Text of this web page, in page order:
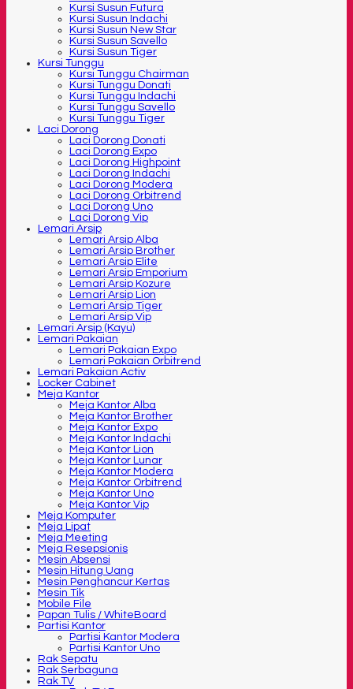
Kursi Susun Futura
Kursi Susun Indachi
Kursi Susun New Star
Kursi Susun Savello
Kursi Susun Tiger
Kursi Tunggu
Kursi Tunggu Chairman
Kursi Tunggu Donati
Kursi Tunggu Indachi
Kursi Tunggu Savello
Kursi Tunggu Tiger
Laci Dorong
Laci Dorong Donati
Laci Dorong Expo
Laci Dorong Highpoint
Laci Dorong Indachi
Laci Dorong Modera
Laci Dorong Orbitrend
Laci Dorong Uno
Laci Dorong Vip
Lemari Arsip
Lemari Arsip Alba
Lemari Arsip Brother
Lemari Arsip Elite
Lemari Arsip Emporium
Lemari Arsip Kozure
Lemari Arsip Lion
Lemari Arsip Tiger
Lemari Arsip Vip
Lemari Arsip (Kayu)
Lemari Pakaian
Lemari Pakaian Expo
Lemari Pakaian Orbitrend
Lemari Pakaian Activ
Locker Cabinet
Meja Kantor
Meja Kantor Alba
Meja Kantor Brother
Meja Kantor Expo
Meja Kantor Indachi
Meja Kantor Lion
Meja Kantor Lunar
Meja Kantor Modera
Meja Kantor Orbitrend
Meja Kantor Uno
Meja Kantor Vip
Meja Komputer
Meja Lipat
Meja Meeting
Meja Resepsionis
Mesin Absensi
Mesin Hitung Uang
Mesin Penghancur Kertas
Mesin Tik
Mobile File
Papan Tulis / WhiteBoard
Partisi Kantor
Partisi Kantor Modera
Partisi Kantor Uno
Rak Sepatu
Rak Serbaguna
Rak TV